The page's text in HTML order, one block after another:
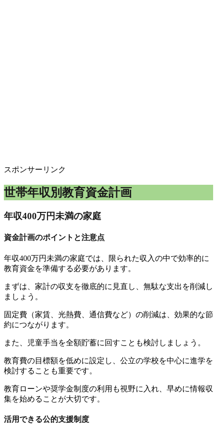
スポンサーリンク
世帯年収別教育資金計画
年収400万円未満の家庭
資金計画のポイントと注意点
年収400万円未満の家庭では、限られた収入の中で効率的に
教育資金を準備する必要があります。
まずは、家計の収支を徹底的に見直し、無駄な支出を削減し
ましょう。
固定費（家賃、光熱費、通信費など）の削減は、効果的な節
約につながります。
また、児童手当を全額貯蓄に回すことも検討しましょう。
教育費の目標額を低めに設定し、公立の学校を中心に進学を
検討することも重要です。
教育ローンや奨学金制度の利用も視野に入れ、早めに情報収
集を始めることが大切です。
活用できる公的支援制度